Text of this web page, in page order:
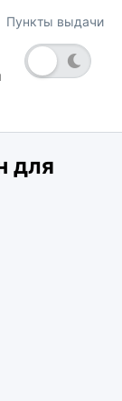
Пункты выдачи
для